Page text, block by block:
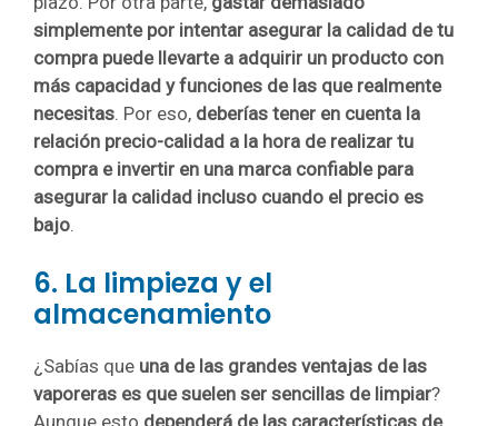
simplemente por intentar asegurar la calidad de tu
compra puede llevarte a adquirir un producto con
más capacidad y funciones de las que realmente
necesitas. Por eso, deberías tener en cuenta la
relación precio-calidad a la hora de realizar tu
compra e invertir en una marca confiable para
asegurar la calidad incluso cuando el precio es
bajo.
6. La limpieza y el
almacenamiento
¿Sabías que una de las grandes ventajas de las
vaporeras es que suelen ser sencillas de limpiar?
Aunque esto dependerá de las características de